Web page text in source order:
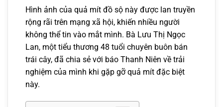
Hình ảnh của quả mít đồ sộ này được lan truyền
rộng rãi trên mạng xã hội, khiến nhiều người
không thể tin vào mắt mình. Bà Lưu Thị Ngọc
Lan, một tiểu thương 48 tuổi chuyên buôn bán
trái cây, đã chia sẻ với báo Thanh Niên về trải
nghiệm của mình khi gặp gỡ quả mít đặc biệt
này.